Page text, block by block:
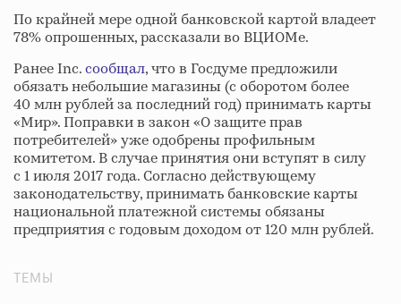
По крайней мере одной банковской картой владеет
78% опрошенных, рассказали во ВЦИОМе.
Ранее Inc.сообщал, что в Госдуме предложили
обязать небольшие магазины (с оборотом более
40 млн рублей за последний год) принимать карты
«Мир». Поправки в закон «О защите прав
потребителей» уже одобрены профильным
комитетом. В случае принятия они вступят в силу
с 1 июля 2017 года. Согласно действующему
законодательству, принимать банковские карты
национальной платежной системы обязаны
предприятия с годовым доходом от 120 млн рублей.
ТЕМЫ